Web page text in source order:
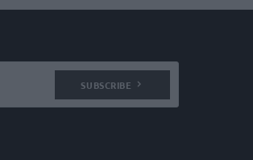
SUBSCRIBE